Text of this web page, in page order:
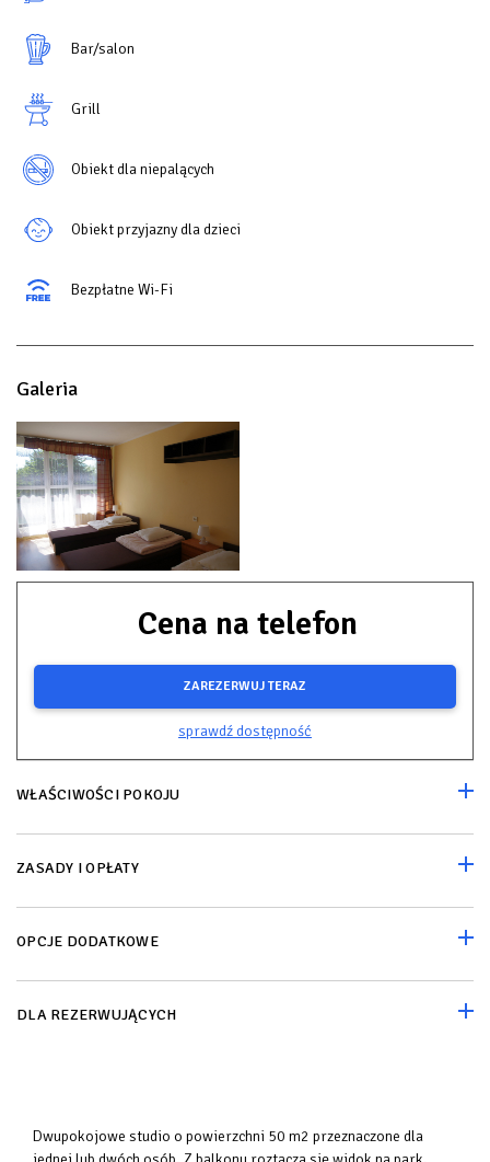
Bar/salon
Grill
Obiekt dla niepalących
Obiekt przyjazny dla dzieci
Bezpłatne Wi-Fi
Galeria
Cena na telefon
ZAREZERWUJ TERAZ
sprawdź dostępność
WŁAŚCIWOŚCI POKOJU
ZASADY I OPŁATY
OPCJE DODATKOWE
DLA REZERWUJĄCYCH
Dwupokojowe studio o powierzchni 50 m2 przeznaczone dla